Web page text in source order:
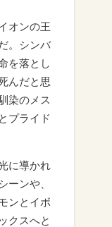
オンの王
。シンバ
を落とし
んだと思
染のメス
プライド
に導かれ
ーンや、
ンとイボ
クスへと